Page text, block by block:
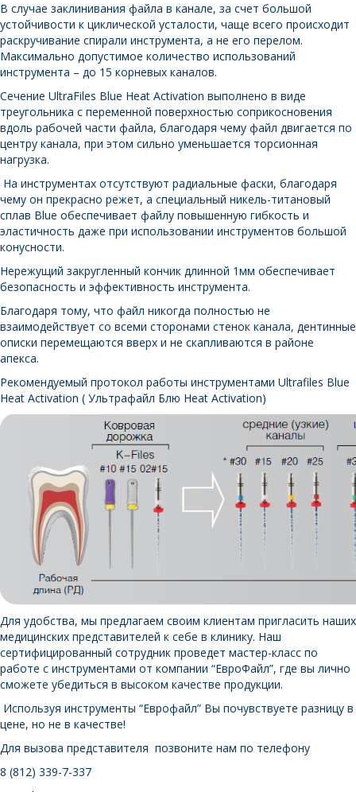
В случае заклинивания файла в канале, за счет большой
устойчивости к циклической усталости, чаще всего происходит
раскручивание спирали инструмента, а не его перелом.
Максимально допустимое количество использований
инструмента – до 15 корневых каналов.
Сечение UltraFiles Blue Heat Activation выполнено в виде
треугольника с переменной поверхностью соприкосновения
вдоль рабочей части файла, благодаря чему файл двигается по
центру канала, при этом сильно уменьшается торсионная
нагрузка.
На инструментах отсутствуют радиальные фаски, благодаря
чему он прекрасно режет, а специальный никель-титановый
сплав Blue обеспечивает файлу повышенную гибкость и
эластичность даже при использовании инструментов большой
конусности.
Нережущий закругленный кончик длинной 1мм обеспечивает
безопасность и эффективность инструмента.
Благодаря тому, что файл никогда полностью не
взаимодействует со всеми сторонами стенок канала, дентинные
описки перемещаются вверх и не скапливаются в районе
апекса.
Рекомендуемый протокол работы инструментами Ultrafiles Blue
Heat Activation ( Ультрафайл Блю Heat Activation)
Для удобства, мы предлагаем своим клиентам пригласить наших
медицинских представителей к себе в клинику. Наш
сертифицированный сотрудник проведет мастер-класс по
работе с инструментами от компании “ЕвроФайл”, где вы лично
сможете убедиться в высоком качестве продукции.
Используя инструменты “Еврофайл” Вы почувствуете разницу в
цене, но не в качестве!
Для вызова представителя позвоните нам по телефону
8 (812) 339-7-337